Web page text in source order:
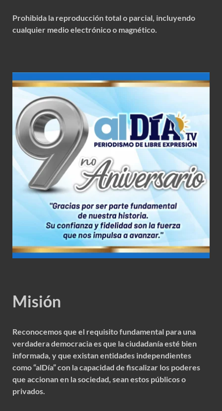
Prohibida la reproducción total o parcial, incluyendo
cualquier medio electrónico o magnético.
Misión
Reconocemos que el requisito fundamental para una
verdadera democracia es que la ciudadanía esté bien
informada, y que existan entidades independientes
como “alDía” con la capacidad de fiscalizar los poderes
que accionan en la sociedad, sean estos públicos o
privados.